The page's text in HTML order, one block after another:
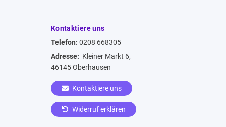
Kontaktiere uns
Telefon: 0208 668305
Adresse: Kleiner Markt 6,
46145 Oberhausen
Kontaktiere uns
Widerruf erklären